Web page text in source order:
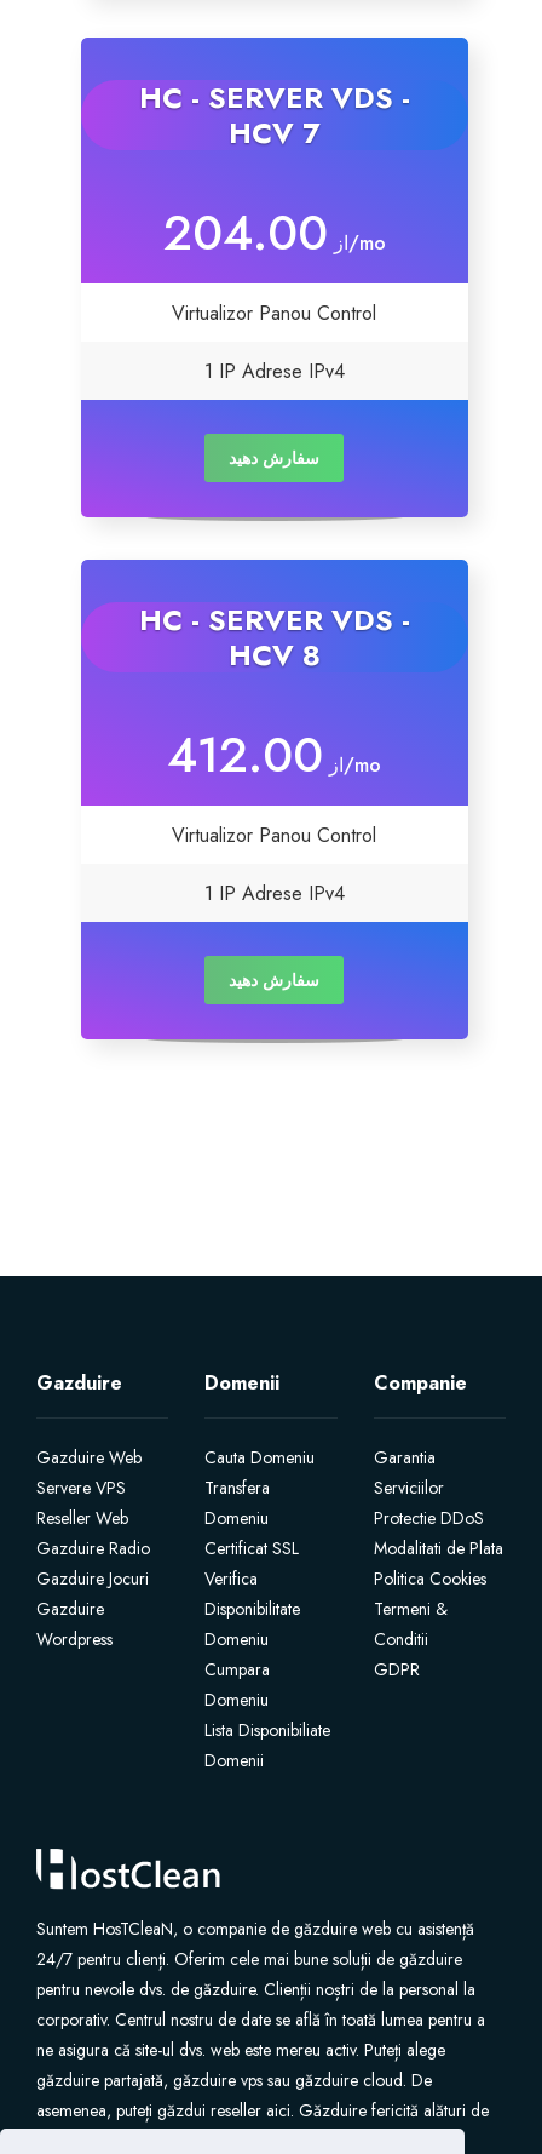
HC - SERVER VDS -
HCV 7
از 204.00 /mo
Virtualizor Panou Control
1 IP Adrese IPv4
سفارش دهید
HC - SERVER VDS -
HCV 8
از 412.00 /mo
Virtualizor Panou Control
1 IP Adrese IPv4
سفارش دهید
Gazduire
Gazduire Web
Servere VPS
Reseller Web
Gazduire Radio
Gazduire Jocuri
Gazduire
Wordpress
Domenii
Cauta Domeniu
Transfera
Domeniu
Certificat SSL
Verifica
Disponibilitate
Domeniu
Cumpara
Domeniu
Lista Disponibiliate
Domenii
Companie
Garantia
Serviciilor
Protectie DDoS
Modalitati de Plata
Politica Cookies
Termeni &
Conditii
GDPR
Suntem HosTCleaN, o companie de găzduire web cu asistență
24/7 pentru clienți. Oferim cele mai bune soluții de găzduire
pentru nevoile dvs. de găzduire. Clienții noștri de la personal la
corporativ. Centrul nostru de date se află în toată lumea pentru a
ne asigura că site-ul dvs. web este mereu activ. Puteți alege
găzduire partajată, găzduire vps sau găzduire cloud. De
asemenea, puteți găzdui reseller aici. Găzduire fericită alături de